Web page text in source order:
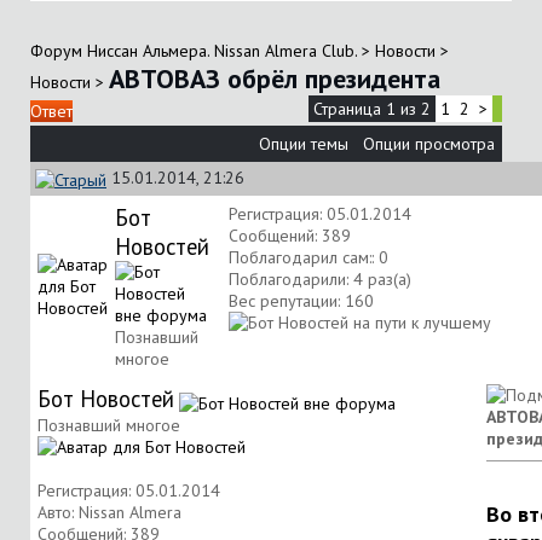
Форум Ниссан Альмера. Nissan Almera Club. > Новости >
Новости > АВТОВАЗ обрёл президента
Ответ Страница 1 из 2 1 2 >
Опции темы
Опции просмотра
15.01.2014, 21:26
Бот
Новостей
Познавший
многое
Регистрация: 05.01.2014
Сообщений: 389
Поблагодарил сам:: 0
Поблагодарили: 4 раз(а)
Вес репутации: 160
Бот Новостей
Познавший многое
Регистрация: 05.01.2014
Авто: Nissan Almera
Сообщений: 389
Во